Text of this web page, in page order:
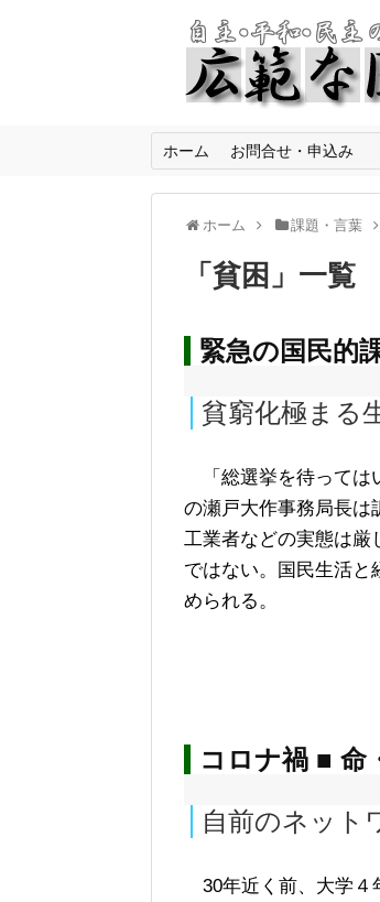
ホーム お問合せ・申込み
ホーム 課題・言葉
「 貧困 」 一覧
緊急の国民的
貧窮化極まる
「総選挙を待っては
の瀬戸大作事務局長は
工業者などの実態は厳
ではない。国民生活と
められる。
コロナ禍 ■ 命
自前のネット
30年近く前、大学４